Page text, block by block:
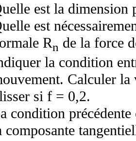
est la dimension
est
Rn de la force
la condition
Calculer
si f = 0,2.
condition
composante